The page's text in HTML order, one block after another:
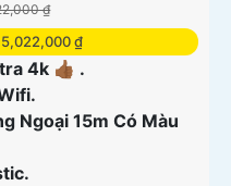
₫
₫
4k 👍🏾 .
Ngoại 15m Có Màu